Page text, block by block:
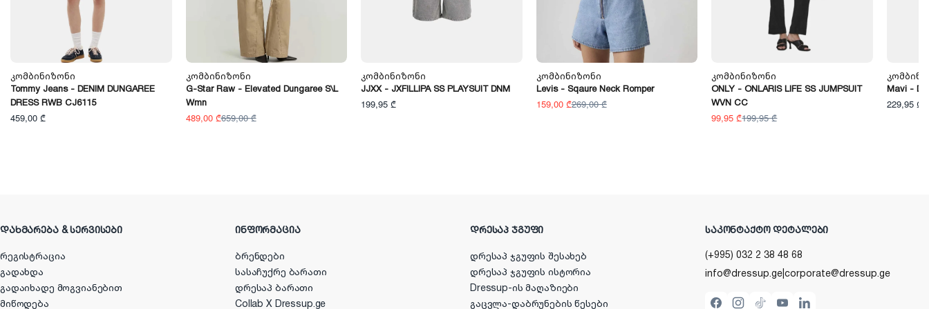
Კომბინიზონი
Tommy Jeans - DENIM DUNGAREE
DRESS RWB CJ6115
459,00 ₾
Კომბინიზონი
G-Star Raw - Elevated Dungaree S\l
Wmn
489,00 ₾659,00 ₾
Კომბინიზონი
JJXX - JXFILLIPA SS PLAYSUIT DNM
199,95 ₾
Კომბინიზონი
Levis - Sqaure Neck Romper
159,00 ₾269,00 ₾
Კომბინიზონი
ONLY - ONLARIS LIFE SS JUMPSUIT
WVN CC
99,95 ₾199,95 ₾
Mavi -
229,95 ₾
ᲓᲐᲮᲛᲐᲠᲔᲑᲐ & ᲡᲔᲠᲕᲘᲡᲔᲑᲘ
რეგისტრაცია
გადახდა
გადაიხადე მოგვიანებით
მიწოდება
ᲘᲜᲤᲝᲠᲛᲐᲪᲘᲐ
ბრენდები
სასაჩუქრე ბარათი
დრესაპ ბარათი
Collab X Dressup.ge
ᲓᲠᲔᲡᲐᲞ ᲯᲒᲣᲤᲘ
დრესაპ ჯგუფის შესახებ
დრესაპ ჯგუფის ისტორია
Dressup-ის მაღაზიები
გაცვლა-დაბრუნების წესები
ᲡᲐᲙᲝᲜᲢᲐᲥᲢᲝ ᲓᲔᲢᲐᲚᲔᲑᲘ
(+995) 032 2 38 48 68
info@dressup.ge|corporate@dressup.ge